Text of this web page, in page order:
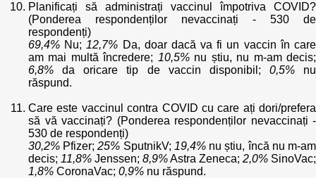
Planificați să administrați vaccinul împotriva COVID?
(Ponderea respondenților nevaccinați - 530 de
respondenți)
69,4% Nu; 12,7% Da, doar dacă va fi un vaccin în care
am mai multă încredere; 10,5%nu știu, nu m-am decis;
6,8% da oricare tip de vaccin disponibil; 0,5%nu
răspund.
Care este vaccinul contra COVID cu care ați dori/prefera
să vă vaccinați? (Ponderea respondenților nevaccinați -
530 de respondenți)
30,2% Pfizer;25% SputnikV; 19,4%nu știu, încă nu m-am
decis; 11,8% Jenssen; 8,9%Astra Zeneca; 2,0% SinoVac;
1,8% CoronaVac; 0,9% nu răspund.